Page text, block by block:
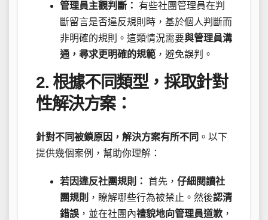
管理員主觀判斷：
有些社團管理員在判
斷留言是否違反規則時，基於個人判斷而
非明確的規則。這類情況需要與管理員溝
通，尋求更明確的規範 ，避免誤判。
2. 根據不同類型，採取針對
性解決方案：
針對不同被鎖原因，解決方案有所不同 。以下
提供幾個案例，幫助你理解：
若因違反社團規則： 首先， 仔細閱讀社
團規則 ，瞭解哪些行為被禁止。然後認清
錯誤 ，並在社團內禮貌地向管理員道歉 ，